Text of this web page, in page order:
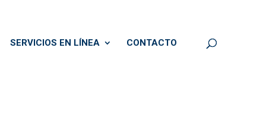
SERVICIOS EN LÍNEA CONTACTO